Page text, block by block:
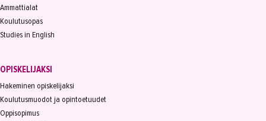
Studies in English
OPISKELIJAKSI
Ammattialat
Koulutusopas
Studies in English
OPISKELIJAKSI
Hakeminen opiskelijaksi
Koulutusmuodot ja opintoetuudet
Oppisopimus